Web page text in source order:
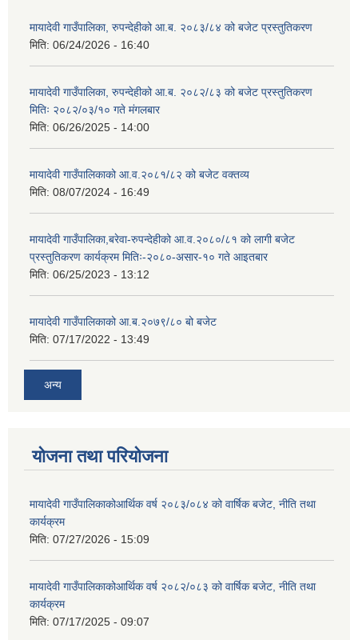
मायादेवी गाउँपालिका, रुपन्देहीको आ.ब. २०८३/८४ को बजेट प्रस्तुतिकरण
मिति: 06/24/2026 - 16:40
मायादेवी गाउँपालिका, रुपन्देहीको आ.ब. २०८२/८३ को बजेट प्रस्तुतिकरण
मितिः २०८२/०३/१० गते मंगलबार
मिति: 06/26/2025 - 14:00
मायादेवी गाउँपालिकाको आ.व.२०८१/८२ को बजेट वक्तव्य
मिति: 08/07/2024 - 16:49
मायादेवी गाउँपालिका,बरेवा-रुपन्देहीको आ.व.२०८०/८१ को लागी बजेट
प्रस्तुतिकरण कार्यक्रम मितिः-२०८०-असार-१० गते आइतबार
मिति: 06/25/2023 - 13:12
मायादेवी गाउँपालिकाको आ.ब.२०७९/८० बो बजेट
मिति: 07/17/2022 - 13:49
अन्य
योजना तथा परियोजना
मायादेवी गाउँपालिकाकोआर्थिक वर्ष २०८३/०८४ को वार्षिक बजेट, नीति तथा
कार्यक्रम
मिति: 07/27/2026 - 15:09
मायादेवी गाउँपालिकाकोआर्थिक वर्ष २०८२/०८३ को वार्षिक बजेट, नीति तथा
कार्यक्रम
मिति: 07/17/2025 - 09:07